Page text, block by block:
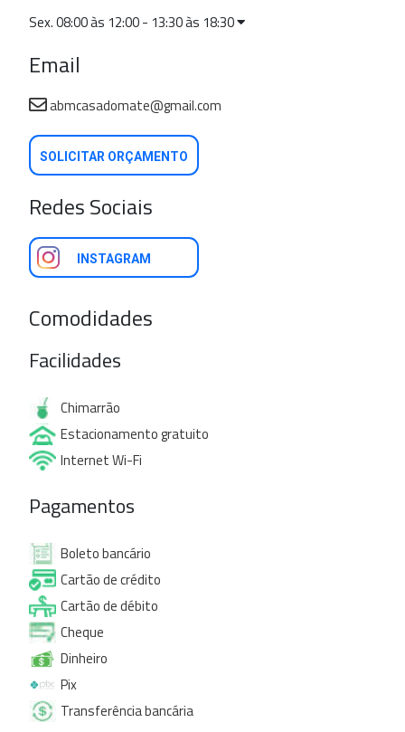
Sex. 08:00 às 12:00 - 13:30 às 18:30
Email
abmcasadomate@gmail.com
SOLICITAR ORÇAMENTO
Redes Sociais
INSTAGRAM
Comodidades
Facilidades
Chimarrão
Estacionamento gratuito
Internet Wi-Fi
Pagamentos
Boleto bancário
Cartão de crédito
Cartão de débito
Cheque
Dinheiro
Pix
Transferência bancária